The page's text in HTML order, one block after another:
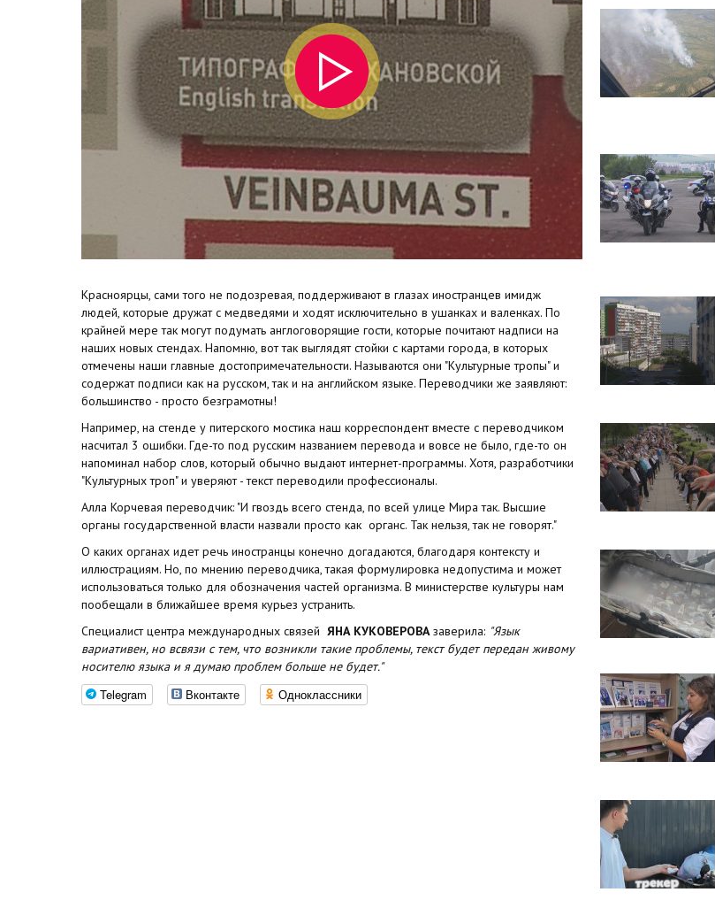
Красноярцы, сами того не подозревая, поддерживают в глазах иностранцев имидж
людей, которые дружат с медведями и ходят исключительно в ушанках и валенках. По
крайней мере так могут подумать англоговорящие гости, которые почитают надписи на
наших новых стендах. Напомню, вот так выглядят стойки с картами города, в которых
отмечены наши главные достопримечательности. Называются они "Культурные тропы" и
содержат подписи как на русском, так и на английском языке. Переводчики же заявляют:
большинство - просто безграмотны!
Например, на стенде у питерского мостика наш корреспондент вместе с переводчиком
насчитал 3 ошибки. Где-то под русским названием перевода и вовсе не было, где-то он
напоминал набор слов, который обычно выдают интернет-программы. Хотя, разработчики
"Культурных троп" и уверяют - текст переводили профессионалы.
Алла Корчевая переводчик: "И гвоздь всего стенда, по всей улице Мира так. Высшие
органы государственной власти назвали просто как органс. Так нельзя, так не говорят."
О каких органах идет речь иностранцы конечно догадаются, благодаря контексту и
иллюстрациям. Но, по мнению переводчика, такая формулировка недопустима и может
использоваться только для обозначения частей организма. В министерстве культуры нам
пообещали в ближайшее время курьез устранить.
Cпециалист центра международных связей ЯНА КУКОВЕРОВАзаверила: "Язык
вариативен, но всвязи с тем, что возникли такие проблемы, текст будет передан живому
носителю языка и я думаю проблем больше не будет."
Telegram Вконтакте Одноклассники